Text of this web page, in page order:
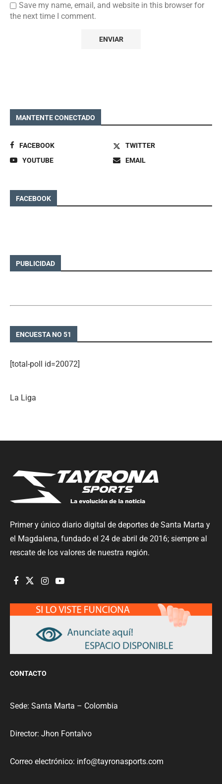
Save my name, email, and website in this browser for
the next time I comment.
MANTENTE CONECTADO
FACEBOOK
TWITTER
YOUTUBE
EMAIL
FACEBOOK
PUBLICIDAD
ENCUESTA NO 51
[total-poll id=20072]
La Liga
Primer y único diario digital de deportes de Santa Marta y
el Magdalena, fundado el 24 de abril de 2016; siempre al
rescate de los valores de nuestra región.
CONTACTO
Sede: Santa Marta – Colombia
Director: Jhon Fontalvo
Correo electrónico: info@tayronasports.com